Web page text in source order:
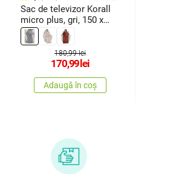
Sac de televizor Korall
micro plus, gri, 150 x
180 cm
180,99 lei
170,99lei
Adaugă în coș